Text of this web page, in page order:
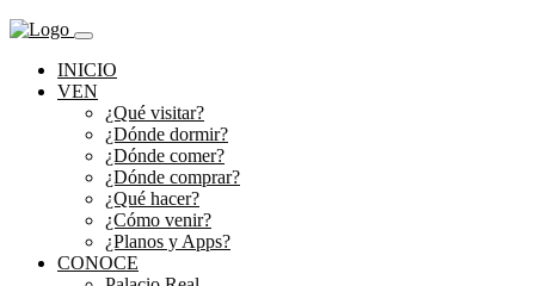
INICIO
VEN
¿Qué visitar?
¿Dónde dormir?
¿Dónde comer?
¿Dónde comprar?
¿Qué hacer?
¿Cómo venir?
¿Planos y Apps?
CONOCE